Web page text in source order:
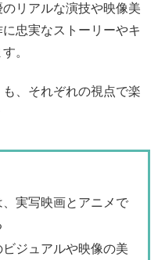
リアルな演技や映像美
忠実なストーリーやキ
。
、それぞれの視点で楽
、実写映画とアニメで
ジュアルや映像の美